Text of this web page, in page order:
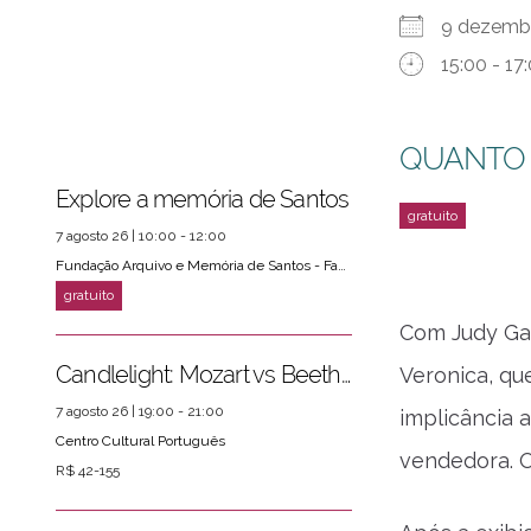
9
15:00 -
QUANTO
Com Judy
Veronica,
implicância
vendedora.
Explore a memória de Santos
7 agosto 26 | 10:00 - 12:00
Fundação Arquivo e Memória de Santos - Fams
Candlelight: Mozart vs Beethoven
7 agosto 26 | 19:00 - 21:00
Centro Cultural Português
R$ 42-155